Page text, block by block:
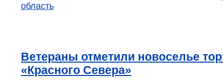
область
Ветераны отметили новоселье
«Красного Севера»